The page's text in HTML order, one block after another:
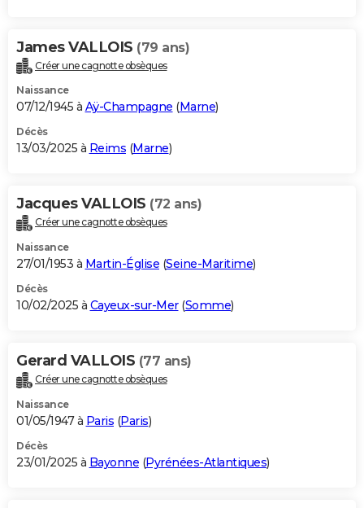
James VALLOIS (79 ans)
Créer une cagnotte obsèques
Naissance
07/12/1945 à Aÿ-Champagne (Marne)
Décès
13/03/2025 à Reims (Marne)
Jacques VALLOIS (72 ans)
Créer une cagnotte obsèques
Naissance
27/01/1953 à Martin-Église (Seine-Maritime)
Décès
10/02/2025 à Cayeux-sur-Mer(Somme)
Gerard VALLOIS (77 ans)
Créer une cagnotte obsèques
Naissance
01/05/1947 à Paris (Paris)
Décès
23/01/2025 à Bayonne (Pyrénées-Atlantiques)